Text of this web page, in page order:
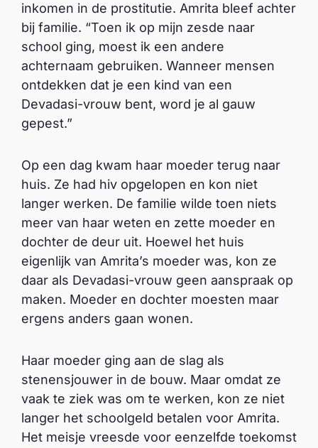
inkomen in de prostitutie. Amrita bleef achter
bij familie. “Toen ik op mijn zesde naar
school ging, moest ik een andere
achternaam gebruiken. Wanneer mensen
ontdekken dat je een kind van een
Devadasi-vrouw bent, word je al gauw
gepest.”
Op een dag kwam haar moeder terug naar
huis. Ze had hiv opgelopen en kon niet
langer werken. De familie wilde toen niets
meer van haar weten en zette moeder en
dochter de deur uit. Hoewel het huis
eigenlijk van Amrita’s moeder was, kon ze
daar als Devadasi-vrouw geen aanspraak op
maken. Moeder en dochter moesten maar
ergens anders gaan wonen.
Haar moeder ging aan de slag als
stenensjouwer in de bouw. Maar omdat ze
vaak te ziek was om te werken, kon ze niet
langer het schoolgeld betalen voor Amrita.
Het meisje vreesde voor eenzelfde toekomst